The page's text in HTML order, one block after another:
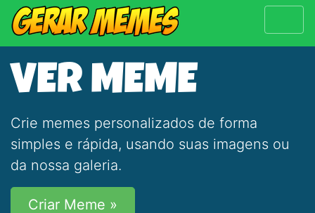
VER MEME
Crie memes personalizados de forma
simples e rápida, usando suas imagens ou
da nossa galeria.
Criar Meme »